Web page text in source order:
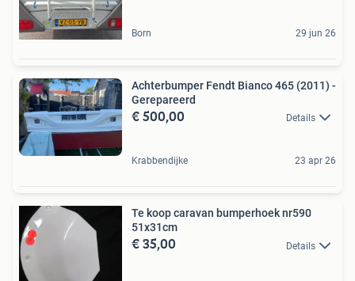
Born 29 jun 26
Achterbumper Fendt Bianco 465 (2011) -
Gerepareerd
€ 500,00 Details
Krabbendijke 23 apr 26
Te koop caravan bumperhoek nr590
51x31cm
€ 35,00 Details